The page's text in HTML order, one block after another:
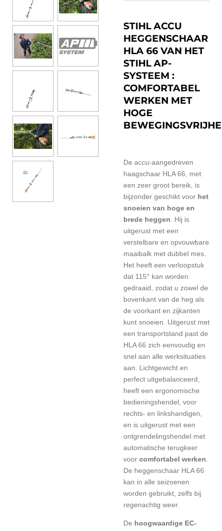
STIHL ACCU
HEGGENSCHAAR
HLA 66 VAN HET
STIHL AP-
SYSTEEM :
COMFORTABEL
WERKEN MET
HOGE
De accu-aangedreven
haagschaar HLA 66, met
een zeer groot bereik, is
bijzonder geschikt voor het
snoeien van hoge en
brede heggen . Hij is
uitgerust met een
verstelbare en opvouwbare
maaibalk met dubbel mes.
Het heeft een verloopstuk
dat 115° kan worden
gedraaid, zodat u zowel de
bovenkant van de heg als
de voorkant en zijkanten
kunt snoeien. Uitgerust met
een transportstand past de
HLA 66 zich eenvoudig en
snel aan alle werksituaties
aan. Lichtgewicht en
perfect uitgebalanceerd,
heeft een ergonomische
bedieningshendel, voor
rechts- en linkshandigen,
en is uitgerust met een
ontgrendelingshendel met
automatische terugkeer
voor comfortabel werken
De heggenschaar HLA 66
kan in alle seizoenen
worden gebruikt, zelfs bij
regenachtig weer.
De hoogwaardige EC-